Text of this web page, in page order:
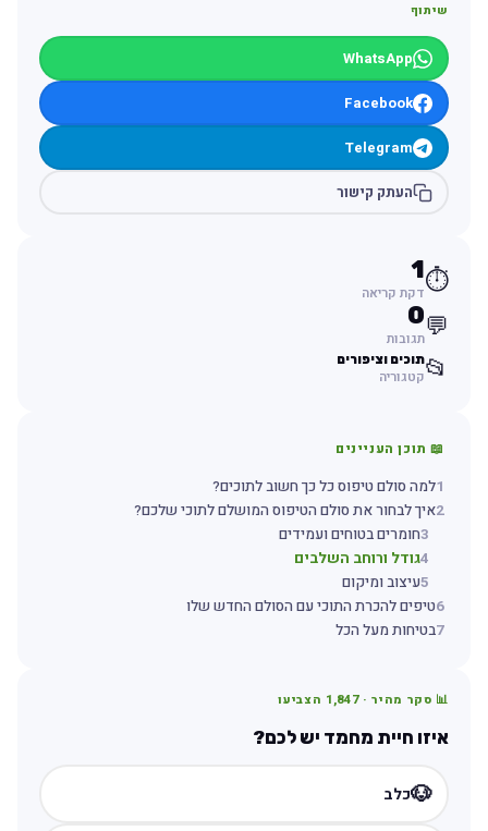
שיתוף
WhatsApp
Facebook
Telegram
העתק קישור
⏱️
1
דקת קריאה
💬
0
תגובות
📂תוכים וציפורים
קטגוריה
📖 תוכן העניינים
למה סולם טיפוס כל כך חשוב לתוכים?
2איך לבחור את סולם הטיפוס המושלם לתוכי שלכם?
חומרים בטוחים ועמידים
גודל ורוחב השלבים
עיצוב ומיקום
6טיפים להכרת התוכי עם הסולם החדש שלו
7בטיחות מעל הכל
📊 סקר מהיר · 1,847הצביעו
איזו חיית מחמד יש לכם?
🐶כלב